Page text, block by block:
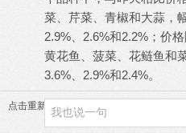
菜、芹菜、青椒和大蒜，
2.9%、2.6%和2.2%；价
黄花鱼、菠菜、花鲢鱼和
3.6%、2.9%和2.4%。
点击重新加载